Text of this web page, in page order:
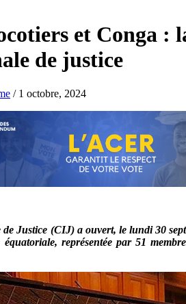
et Conga :
de justice
/ 1 octobre, 2024
Justice (CIJ) a ouvert, le lundi 30
représentée par 51